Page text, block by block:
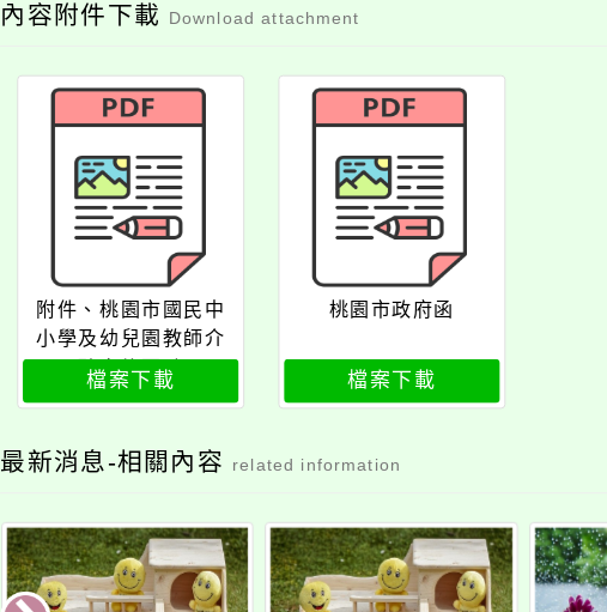
內容附件下載 Download attachment
附件、桃園市國民中
小學及幼兒園教師介
聘實施要點
檔案下載
桃園市政府函
檔案下載
最新消息-相關內容 related information